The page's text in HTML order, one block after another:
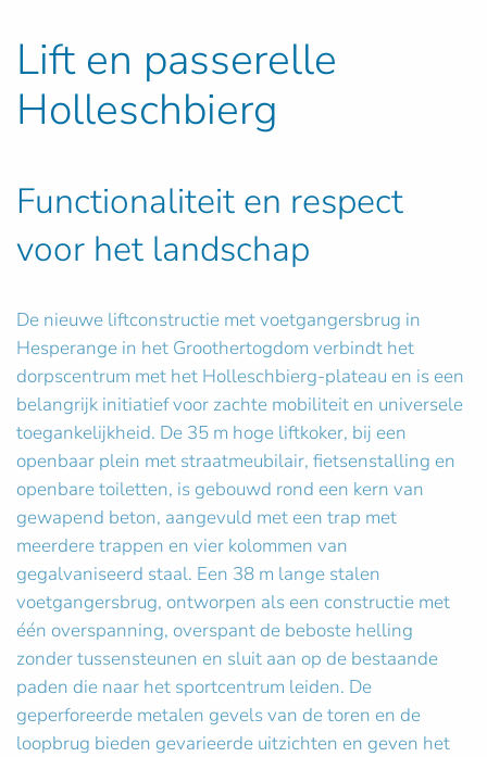
Lift en passerelle
Holleschbierg
Functionaliteit en respect
voor het landschap
De nieuwe liftconstructie met voetgangersbrug in
Hesperange in het Groothertogdom verbindt het
dorpscentrum met het Holleschbierg-plateau en is een
belangrijk initiatief voor zachte mobiliteit en universele
toegankelijkheid. De 35 m hoge liftkoker, bij een
openbaar plein met straatmeubilair, fietsenstalling en
openbare toiletten, is gebouwd rond een kern van
gewapend beton, aangevuld met een trap met
meerdere trappen en vier kolommen van
gegalvaniseerd staal. Een 38 m lange stalen
voetgangersbrug, ontworpen als een constructie met
één overspanning, overspant de beboste helling
zonder tussensteunen en sluit aan op de bestaande
paden die naar het sportcentrum leiden. De
geperforeerde metalen gevels van de toren en de
loopbrug bieden gevarieerde uitzichten en geven het